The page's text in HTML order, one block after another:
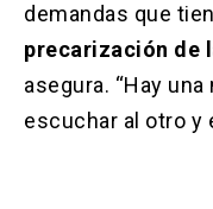
demandas que
precarización de
asegura. “Hay
escuchar al otro y